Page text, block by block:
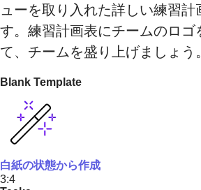
ューを取り入れた詳しい練習計
す。練習計画表にチームのロゴ
て、チームを盛り上げましょう。
Blank Template
白紙の状態から作成
3:4